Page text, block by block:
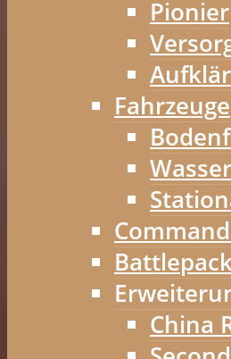
Pionier
Fahrzeuge
China